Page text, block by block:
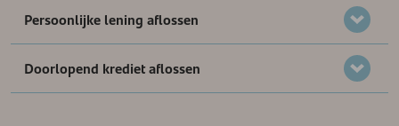
Persoonlijke lening aflossen
Doorlopend krediet aflossen